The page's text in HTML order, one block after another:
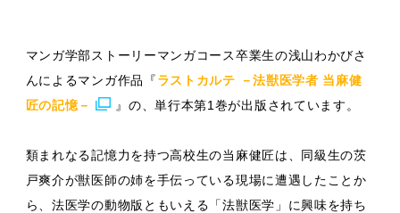
マンガ学部ストーリーマンガコース卒業生の浅山わかびさ
んによるマンガ作品『ラストカルテ －法獣医学者 当麻健
匠の記憶－
』の、単行本第1巻が出版されています。
類まれなる記憶力を持つ高校生の当麻健匠は、同級生の茨
戸爽介が獣医師の姉を手伝っている現場に遭遇したことか
ら、法医学の動物版ともいえる「法獣医学」に興味を持ち